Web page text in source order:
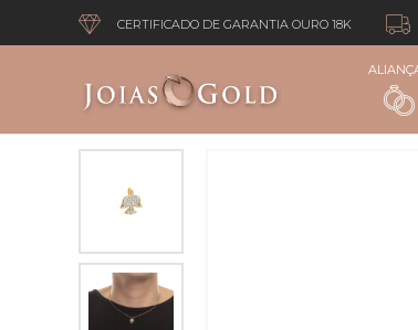
CERTIFICADO DE GARANTIA OURO 18K